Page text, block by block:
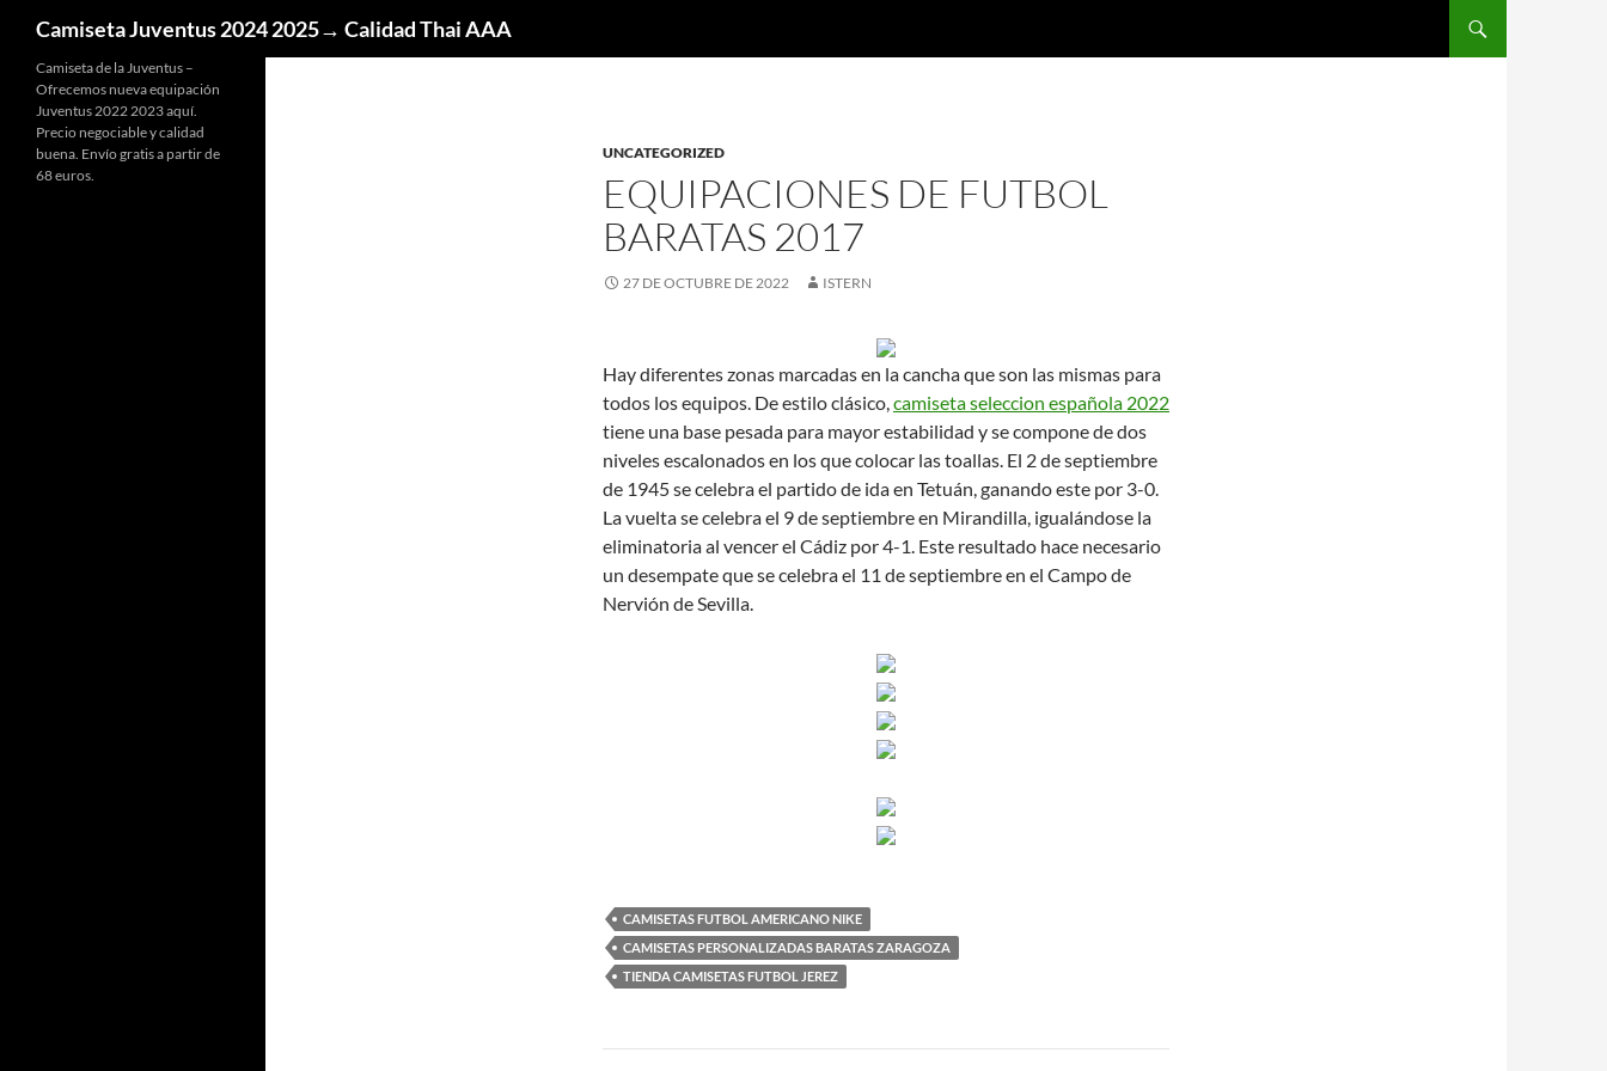
Camiseta Juventus 2024 2025→ Calidad Thai AAA
UNCATEGORIZED
EQUIPACIONES DE FUTBOL
BARATAS 2017
27 DE OCTUBRE DE 2022 ISTERN
Hay diferentes zonas marcadas en la cancha que son las mismas para
todos los equipos. De estilo clásico,camiseta seleccion española 2022
tiene una base pesada para mayor estabilidad y se compone de dos
niveles escalonados en los que colocar las toallas. El 2 de septiembre
de 1945 se celebra el partido de ida en Tetuán, ganando este por 3-0.
La vuelta se celebra el 9 de septiembre en Mirandilla, igualándose la
eliminatoria al vencer el Cádiz por 4-1. Este resultado hace necesario
un desempate que se celebra el 11 de septiembre en el Campo de
Nervión de Sevilla.
CAMISETAS FUTBOL AMERICANO NIKE
CAMISETAS PERSONALIZADAS BARATAS ZARAGOZA
TIENDA CAMISETAS FUTBOL JEREZ
Camiseta de la Juventus –
Ofrecemos nueva equipación
Juventus 2022 2023 aquí.
Precio negociable y calidad
buena. Envío gratis a partir de
68 euros.